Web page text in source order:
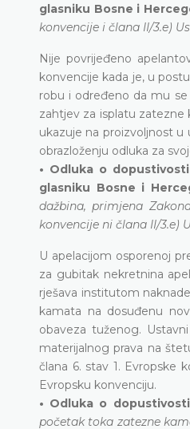
glasniku Bosne i
konvencije i člana II/3.e)
Nije povrijeđeno
konvencije kada je, u
robu i određeno da mu
zahtjev za isplatu zatezne
ukazuje na proizvoljnost
obrazloženju odluka za
• Odluka o
glasniku Bosne i
dažbina, primjena
konvencije ni člana II/3.e)
U apelacijom osporenoj
za gubitak nekretnina
rješava institutom
kamata na dosuđenu
obaveza tuženog.
materijalnog prava na
člana 6. stav 1. Evropske
Evropsku konvenciju.
• Odluka o
početak toka zatezne